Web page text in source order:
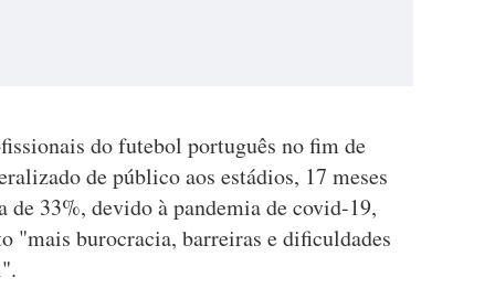
do futebol português no fim de
de público aos estádios, 17 meses
33%, devido à pandemia de covid-19,
"mais burocracia, barreiras e dificuldades